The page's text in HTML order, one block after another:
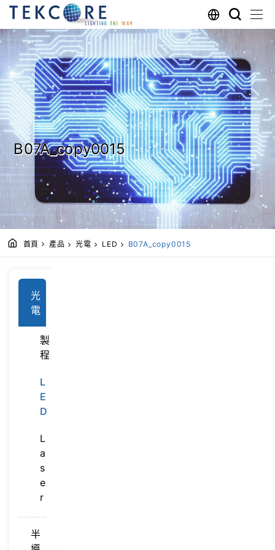
B07A_copy0015
首頁 產品 光電 LED B07A_copy0015
光
電
製
程
L
E
D
L
a
s
e
r
半